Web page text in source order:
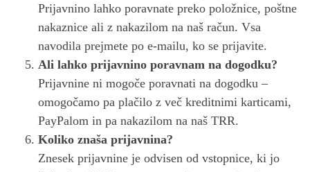
Prijavnino lahko poravnate preko položnice, poštne
nakaznice ali z nakazilom na naš račun. Vsa
navodila prejmete po e-mailu, ko se prijavite.
Ali lahko prijavnino poravnam na dogodku?
Prijavnine ni mogoče poravnati na dogodku –
omogočamo pa plačilo z več kreditnimi karticami,
PayPalom in pa nakazilom na naš TRR.
Koliko znaša prijavnina?
Znesek prijavnine je odvisen od vstopnice, ki jo